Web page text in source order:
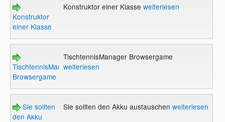
Konstruktor
einer Klasse
Konstruktor einer Klasse weiterlesen
TischtennisManager
Browsergame
TischtennisManager Browsergame
weiterlesen
Sie sollten
den Akku
Sie sollten den Akku austauschen weiterlesen